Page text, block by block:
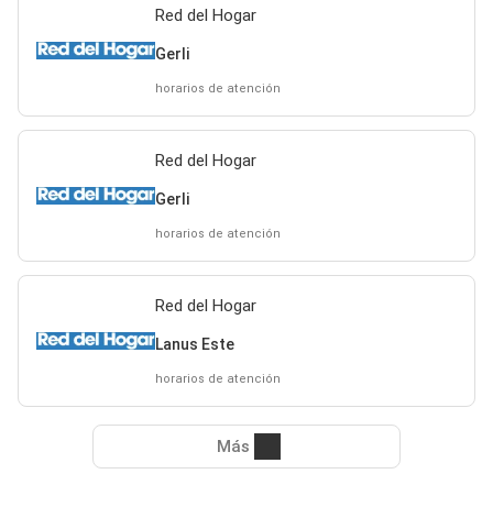
Red del Hogar
Gerli
horarios de atención
Red del Hogar
Gerli
horarios de atención
Red del Hogar
Lanus Este
horarios de atención
Más